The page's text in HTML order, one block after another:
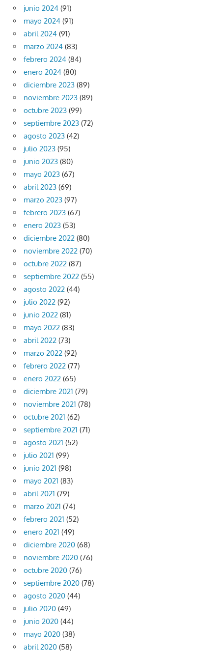
junio 2024 (91)
mayo 2024 (91)
abril 2024 (91)
marzo 2024 (83)
febrero 2024 (84)
enero 2024 (80)
diciembre 2023 (89)
noviembre 2023 (89)
octubre 2023 (99)
septiembre 2023 (72)
agosto 2023 (42)
julio 2023 (95)
junio 2023 (80)
mayo 2023 (67)
abril 2023 (69)
marzo 2023 (97)
febrero 2023 (67)
enero 2023 (53)
diciembre 2022 (80)
noviembre 2022 (70)
octubre 2022 (87)
septiembre 2022 (55)
agosto 2022 (44)
julio 2022 (92)
junio 2022 (81)
mayo 2022 (83)
abril 2022 (73)
marzo 2022 (92)
febrero 2022 (77)
enero 2022 (65)
diciembre 2021 (79)
noviembre 2021 (78)
octubre 2021 (62)
septiembre 2021 (71)
agosto 2021 (52)
julio 2021 (99)
junio 2021 (98)
mayo 2021 (83)
abril 2021 (79)
marzo 2021 (74)
febrero 2021 (52)
enero 2021 (49)
diciembre 2020 (68)
noviembre 2020 (76)
octubre 2020 (76)
septiembre 2020 (78)
agosto 2020 (44)
julio 2020 (49)
junio 2020 (44)
mayo 2020 (38)
abril 2020 (58)